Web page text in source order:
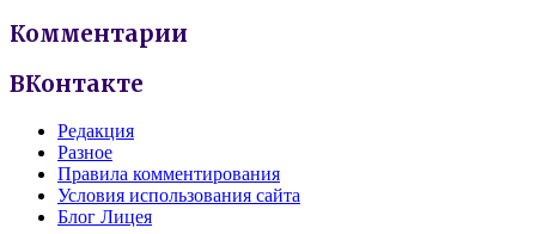
Комментарии
ВКонтакте
Редакция
Разное
Правила комментирования
Условия использования сайта
Блог Лицея